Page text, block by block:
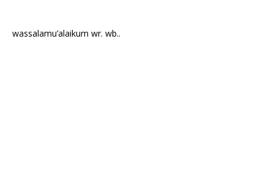
wassalamu’alaikum wr. wb..